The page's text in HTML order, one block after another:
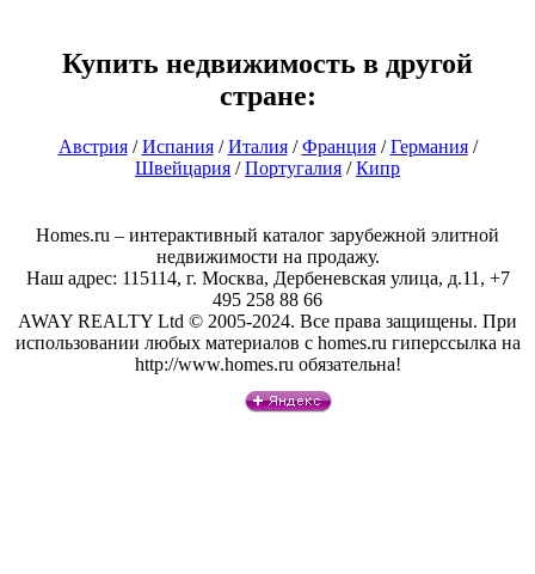
Купить недвижимость в другой
стране:
Австрия/Испания/Италия/Франция/Германия/
Швейцария /Португалия /Кипр
Homes.ru – интерактивный каталог зарубежной элитной
недвижимости на продажу.
Наш адрес: 115114, г. Москва, Дербеневская улица, д.11, +7
495 258 88 66
AWAY REALTY Ltd © 2005-2024. Все права защищены. При
использовании любых материалов с homes.ru гиперссылка на
http://www.homes.ru обязательна!